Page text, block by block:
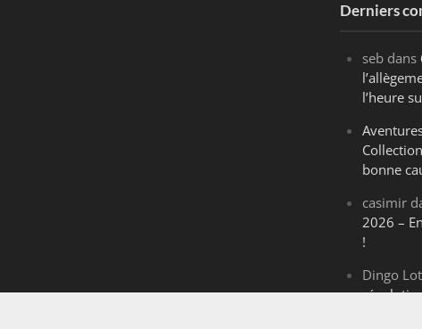
Derniers
seb dans
l’heure
bonne
casimir
2026 –
!
Dingo